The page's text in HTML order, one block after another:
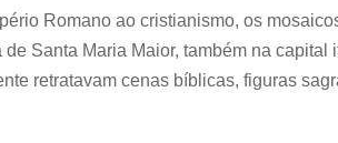
Romano ao cristianismo, os
Santa Maria Maior, também na capital
retratavam cenas bíblicas, figuras